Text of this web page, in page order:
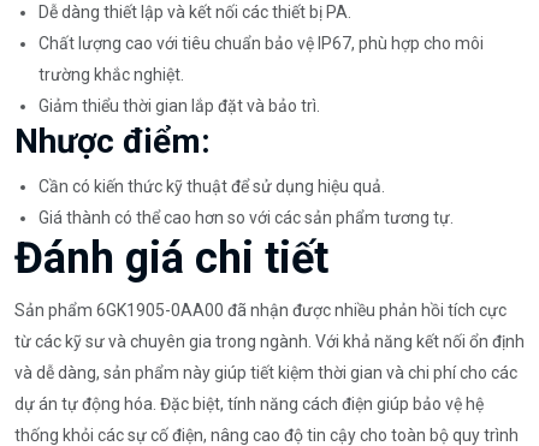
Dễ dàng thiết lập và kết nối các thiết bị PA.
Chất lượng cao với tiêu chuẩn bảo vệ IP67, phù hợp cho môi
trường khắc nghiệt.
Giảm thiểu thời gian lắp đặt và bảo trì.
Nhược điểm:
Cần có kiến thức kỹ thuật để sử dụng hiệu quả.
Giá thành có thể cao hơn so với các sản phẩm tương tự.
Đánh giá chi tiết
Sản phẩm 6GK1905-0AA00 đã nhận được nhiều phản hồi tích cực
từ các kỹ sư và chuyên gia trong ngành. Với khả năng kết nối ổn định
và dễ dàng, sản phẩm này giúp tiết kiệm thời gian và chi phí cho các
dự án tự động hóa. Đặc biệt, tính năng cách điện giúp bảo vệ hệ
thống khỏi các sự cố điện, nâng cao độ tin cậy cho toàn bộ quy trình